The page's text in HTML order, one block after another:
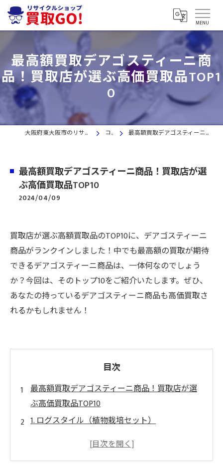
最高額買取デアゴスティーニ商
品！買取店が選ぶ高価買取品TOP1
0
大阪府東大阪市のリサイクルショップなら買取GO! コラム 最高額買取デアゴスティーニ商品！買取店が選ぶ高価買取品TOP10
最高額買取デアゴスティーニ商品！買取店が選
ぶ高価買取品TOP10
2024/04/09
買取店が選ぶ高額買取品のTOP10に、デアゴスティーニ
商品がランクインしました！中でも最高額の買取が期待
できるデアゴスティーニ商品は、一体何なのでしょう
か？今回は、そのトップ10をご紹介いたします。ぜひ、
あなたの持っているデアゴスティーニ商品も高価買取さ
れるかもしれません！
目次
最高額買取デアゴスティーニ商品！買取店が選
ぶ高価買取品TOP10
1. ログスタイル（植物栽培セット）
2. メンディングドール